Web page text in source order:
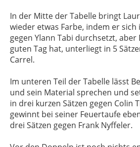
In der Mitte der Tabelle bringt
wieder etwas Farbe, indem er sich
gegen Ylann Tabi durchsetzt, aber
guten Tag hat, unterliegt in 5
Carrel.
Im unteren Teil der Tabelle lässt
und sein Material sprechen und
in drei kurzen Sätzen gegen Colin
gewinnt bei seiner Feuertaufe
drei Sätzen gegen Frank Nyffeler.